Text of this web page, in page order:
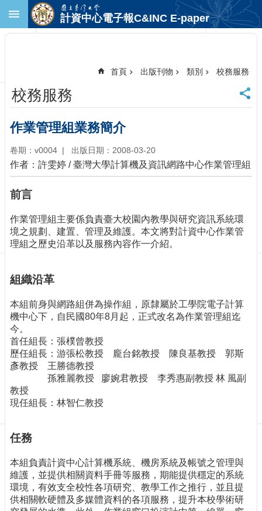
跳到主要內容區塊
首
頁
臺
大
首
頁
計
中
首
頁
聯
絡
訂
取
消
網
站
導
覽
最
新
息
於
我
們
計資中心電子報C&INC E-paper
首頁 出版刊物 類別 校務服務
校務服務
作業管理組業務簡介
卷期：v0004 出版日期：2008-03-20
作者：許雯婷 / 臺灣大學計算機及資訊網路中心作業管理組
前言
作業管理組主要係負責臺大校園內教學與研究資訊系統環
境之規劃、建置、管理及維護。本文將對計資中心作業管
理組之歷史沿革以及服務內容作一介紹。
組織沿革
本組前身與網路組併為操作組，原隸屬於工學院電子計算
機中心下，自民國80年8月起，正式改名為作業管理組迄
今。
首任組長：張樸曾教授
歷任組長：游張松教授 龐台銘教授 陳良基教授 郭斯
彥教授 王勝德教授
孫雅麗教授 廖婉君教授 李秀惠副教授 林 風副
教授
現任組長：林智仁教授
任務
本組負責計資中心計算機系統、機房系統及帳號之管理與
維護，並提供相關資料手冊等服務，期能提供穩定的系統
環境，有效支全校性各項研究、教學工作之推行，並且提
供相關軟硬體及多媒體資料的各項服務，提升本校學術研